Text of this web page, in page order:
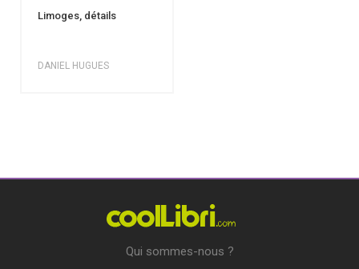
Limoges, détails
DANIEL HUGUES
Qui sommes-nous ?